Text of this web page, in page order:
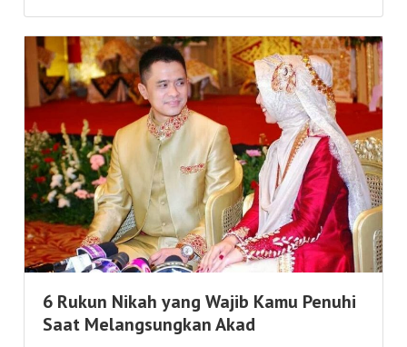
6 Rukun Nikah yang Wajib Kamu Penuhi
Saat Melangsungkan Akad